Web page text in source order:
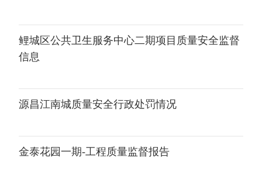
鲤城区公共卫生服务中心二期项目质量安全监督
信息
源昌江南城质量安全行政处罚情况
金泰花园一期-工程质量监督报告